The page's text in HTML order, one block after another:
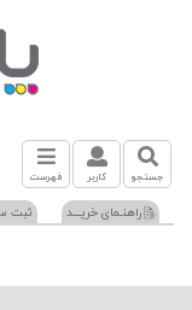
جستجو کاربر فهرست
راهنـمای خریـــد ثبت